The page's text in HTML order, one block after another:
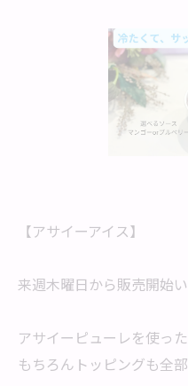
【アサイーアイス】
来週木曜日から販売開始
アサイーピューレを使っ
もちろんトッピングも全